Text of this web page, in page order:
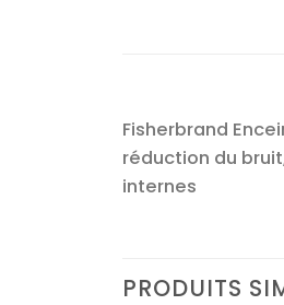
Fisherbrand
réduction du
internes
PRODUITS